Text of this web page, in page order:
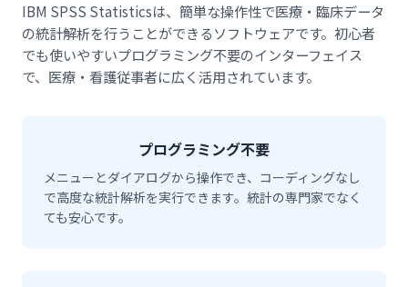
IBM SPSS Statisticsは、簡単な操作性で医療・臨床データ
の統計解析を行うことができるソフトウェアです。初心者
でも使いやすいプログラミング不要のインターフェイス
で、医療・看護従事者に広く活用されています。
プログラミング不要
メニューとダイアログから操作でき、コーディングなし
で高度な統計解析を実行できます。統計の専門家でなく
ても安心です。